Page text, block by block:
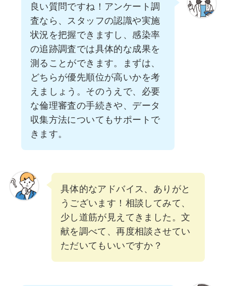
良い質問ですね！アンケート調
査なら、スタッフの認識や実施
状況を把握できますし、感染率
の追跡調査では具体的な成果を
測ることができます。まずは、
どちらが優先順位が高いかを考
えましょう。そのうえで、必要
な倫理審査の手続きや、データ
収集方法についてもサポートで
きます。
具体的なアドバイス、ありがと
うございます！相談してみて、
少し道筋が見えてきました。文
献を調べて、再度相談させてい
ただいてもいいですか？